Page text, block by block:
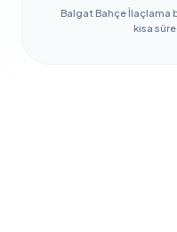
Balgat Bahçe İlaçlama
kısa